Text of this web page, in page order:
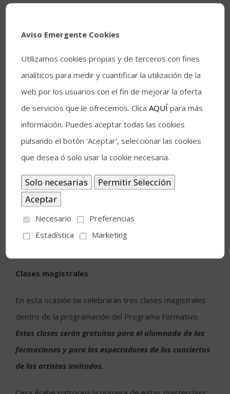
compositorRafa López, con el taller titulado “Blues Lab
hacia la performance y la improvisación. Este curso
tendrá lugar en las salas de ensayo del Teatro de la
Axerquía los días 3 y 4 de julio, culminando con el
Concierto Didáctico en el Quiosco de la Música, con la
participación del alumnado.
Olga Pericet
sobre “Marcajes y sentido corporal” del 4 al 6 de julio en
las salas de ensayo del Teatro de la Axerquía. La
creadora internacional recibió el Premio Nacional de
Danza en la modalidad de Interpretación en 2018 y el
Premio Max en 2024 por La Materia
tríptico iniciado conLa Leona y que podrá disfrutarse el
Clases magistrales
En esta ocasión se celebrarán tres clases magistrales
dentro de la programación del Programa Formativo.
Estas clases serán gratuitas para el alumnado de las
formaciones y para los espectadores de los conciertos
de los artistas invitados.
Aviso Emergente Cookies
Utilizamos cookies propias y de terceros con fines
analíticos para medir y cuantificar la utilización de la
web por los usuarios con el fin de mejorar la oferta
de servicios que le ofrecemos. ClicaAQUÍ para más
información. Puedes aceptar todas las cookies
pulsando el botón 'Aceptar', seleccionar las cookies
que desea ó solo usar la cookie necesaria.
Necesario
Preferencias
Estadística
Marketing